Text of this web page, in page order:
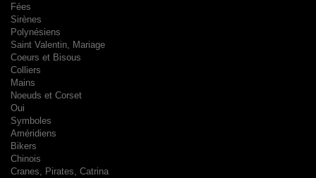
Fées
Sirènes
Polynésiens
Saint Valentin, Mariage
Coeurs et Bisous
Colliers
Mains
Noeuds et Corset
Oui
Symboles
Améridiens
Bikers
Chinois
Cranes, Pirates, Catrina